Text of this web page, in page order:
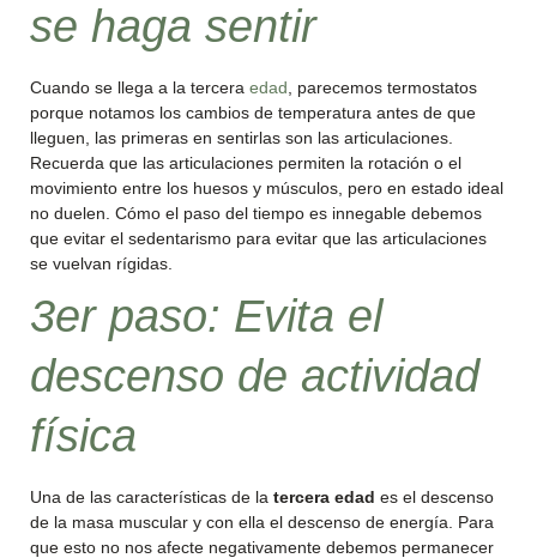
se haga sentir
Cuando se llega a la tercera edad , parecemos termostatos
porque notamos los cambios de temperatura antes de que
lleguen, las primeras en sentirlas son las articulaciones.
Recuerda que las articulaciones permiten la rotación o el
movimiento entre los huesos y músculos, pero en estado ideal
no duelen. Cómo el paso del tiempo es innegable debemos
que evitar el sedentarismo para evitar que las articulaciones
se vuelvan rígidas.
3er paso: Evita el
descenso de actividad
física
Una de las características de la tercera edad es el descenso
de la masa muscular y con ella el descenso de energía. Para
que esto no nos afecte negativamente debemos permanecer